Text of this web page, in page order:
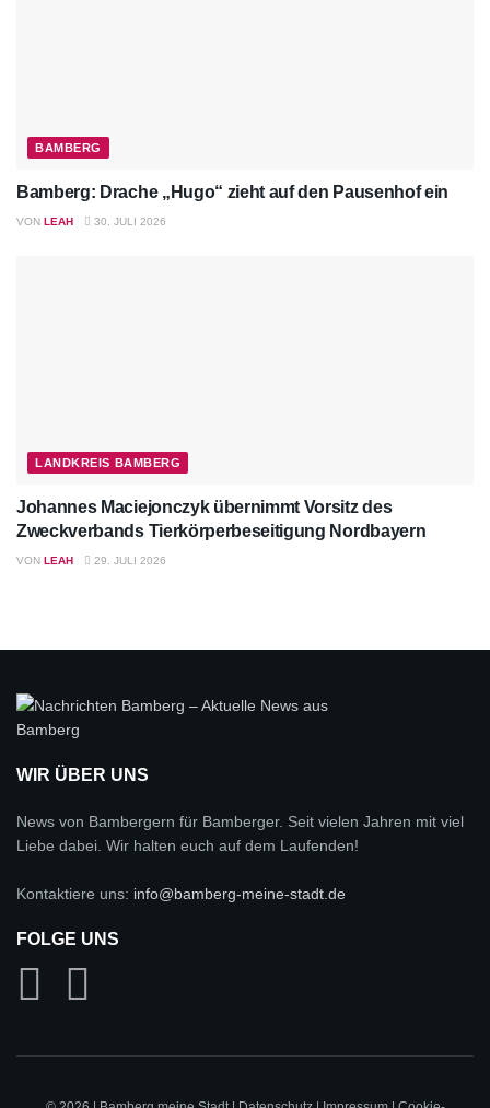
BAMBERG
Bamberg: Drache „Hugo“ zieht auf den Pausenhof ein
VON LEAH 30. JULI 2026
LANDKREIS BAMBERG
Johannes Maciejonczyk übernimmt Vorsitz des
Zweckverbands Tierkörperbeseitigung Nordbayern
VON LEAH 29. JULI 2026
WIR ÜBER UNS
News von Bambergern für Bamberger. Seit vielen Jahren mit viel
Liebe dabei. Wir halten euch auf dem Laufenden!
Kontaktiere uns: info@bamberg-meine-stadt.de
FOLGE UNS